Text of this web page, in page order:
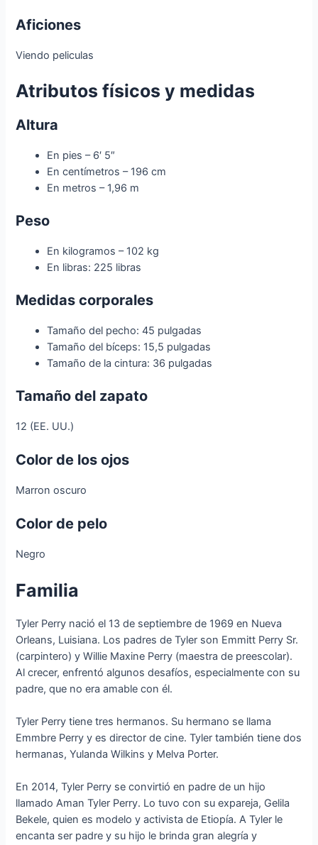
Aficiones
Viendo peliculas
Atributos físicos y medidas
Altura
En pies – 6′ 5″
En centímetros – 196 cm
En metros – 1,96 m
Peso
En kilogramos – 102 kg
En libras: 225 libras
Medidas corporales
Tamaño del pecho: 45 pulgadas
Tamaño del bíceps: 15,5 pulgadas
Tamaño de la cintura: 36 pulgadas
Tamaño del zapato
12 (EE. UU.)
Color de los ojos
Marron oscuro
Color de pelo
Negro
Familia
Tyler Perry nació el 13 de septiembre de 1969 en Nueva
Orleans, Luisiana. Los padres de Tyler son Emmitt Perry Sr.
(carpintero) y Willie Maxine Perry (maestra de preescolar).
Al crecer, enfrentó algunos desafíos, especialmente con su
padre, que no era amable con él.
Tyler Perry tiene tres hermanos. Su hermano se llama
Emmbre Perry y es director de cine. Tyler también tiene dos
hermanas, Yulanda Wilkins y Melva Porter.
En 2014, Tyler Perry se convirtió en padre de un hijo
llamado Aman Tyler Perry. Lo tuvo con su expareja, Gelila
Bekele, quien es modelo y activista de Etiopía. A Tyler le
encanta ser padre y su hijo le brinda gran alegría y